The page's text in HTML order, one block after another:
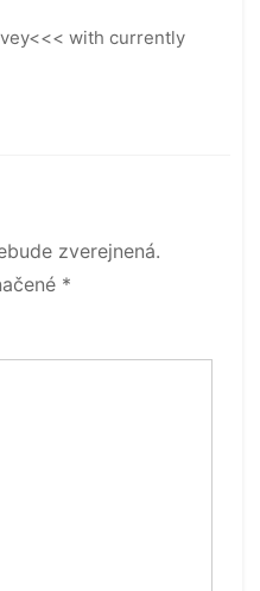
with currently
zverejnená.
*